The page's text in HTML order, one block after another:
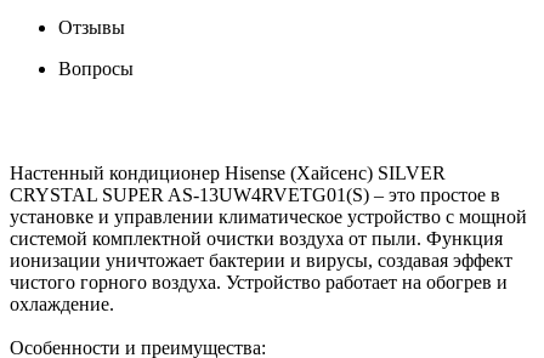
Отзывы
Вопросы
Настенный кондиционер Hisense (Хайсенс) SILVER
CRYSTAL SUPER AS-13UW4RVETG01(S) – это простое в
установке и управлении климатическое устройство с мощной
системой комплектной очистки воздуха от пыли. Функция
ионизации уничтожает бактерии и вирусы, создавая эффект
чистого горного воздуха. Устройство работает на обогрев и
охлаждение.
Особенности и преимущества: